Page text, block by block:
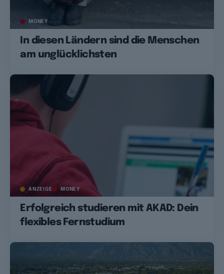
MONEY
In diesen Ländern sind die Menschen
am unglücklichsten
ANZEIGE MONEY
Erfolgreich studieren mit AKAD: Dein
flexibles Fernstudium